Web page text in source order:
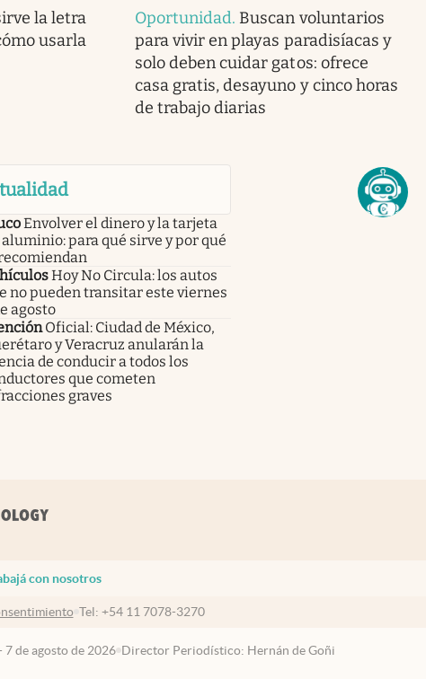
la letra
usarla
Oportunidad. Buscan voluntarios
para vivir en playas paradisíacas y
solo deben cuidar gatos: ofrece
casa gratis, desayuno y cinco horas
de trabajo diarias
Envolver el dinero y la tarjeta
para qué sirve y por qué
Hoy No Circula: los autos
no pueden transitar este viernes
agosto
Oficial: Ciudad de México,
y Veracruz anularán la
de conducir a todos los
que cometen
graves
con nosotros
Tel: +54 11 7078-3270
7 de agosto de 2026 Director Periodístico: Hernán de Goñi